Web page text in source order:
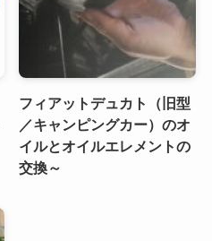
フィアットデュカト（旧型
／キャンピングカー）のオ
イルとオイルエレメントの
交換～